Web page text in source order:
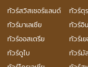
ทัวร์สวิสเซอร์แลนด์
ทัวร์ตุ
ทัวร์มาเลเซีย
ทัวร์อิ
ทัวร์ออสเตรีย
ทัวร์เ
ทัวร์ดูไบ
ทัวร์มั